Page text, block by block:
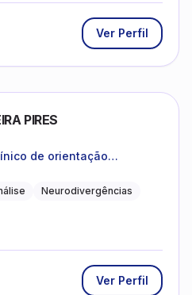
Ver Perfil
PIRES
de orientação
Neurodivergências
Ver Perfil